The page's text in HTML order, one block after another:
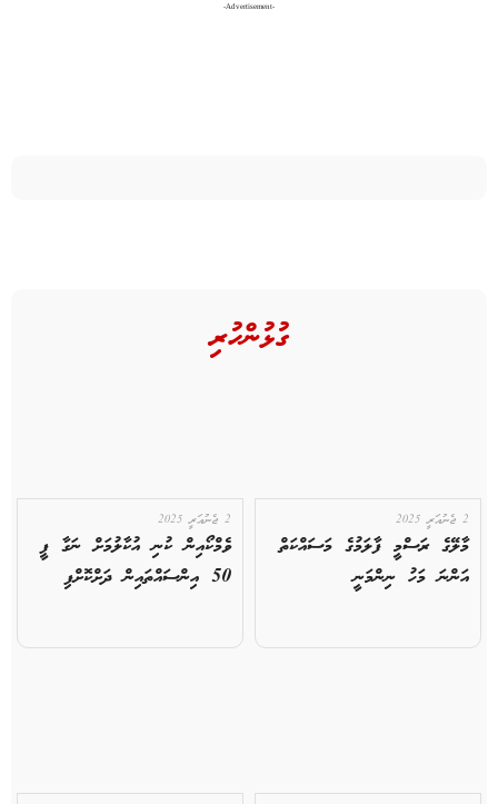
-Advertisement-
ގުޅުންހުރި
2 ޖެނުއަރީ 2025
މާލޭގެ ރަސްމީ ފާލަމުގެ މަސައްކަތް
އަންނަ މަހު ނިންމަނީ
2 ޖެނުއަރީ 2025
ވެމްކޯއިން ކުނި އުކާލުމަށް ނަގާ ފީ
50 އިންސައްތައިން ދަށްކޮށްފި